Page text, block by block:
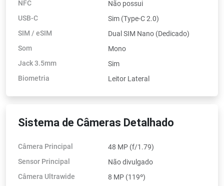
NFC
Não possui
USB-C
Sim (Type-C 2.0)
SIM / eSIM
Dual SIM Nano (Dedicado)
Som
Mono
Jack 3.5mm
Sim
Biometria
Leitor Lateral
Sistema de Câmeras Detalhado
Câmera Principal
48 MP (f/1.79)
Sensor Principal
Não divulgado
Câmera Ultrawide
8 MP (119º)